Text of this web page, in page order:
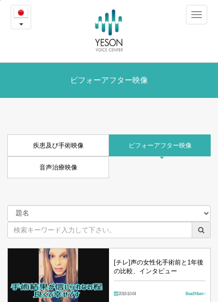
疾
患
び
フ
ア
フ
ー
映
Toggle
ビフォーアフター映像
疾患及び手術映像 ビフォーアフター映像
音声治療映像
[チレ]声の女性化手術前と1年後
の比較、インタビュー
2018-10-04 Read More >